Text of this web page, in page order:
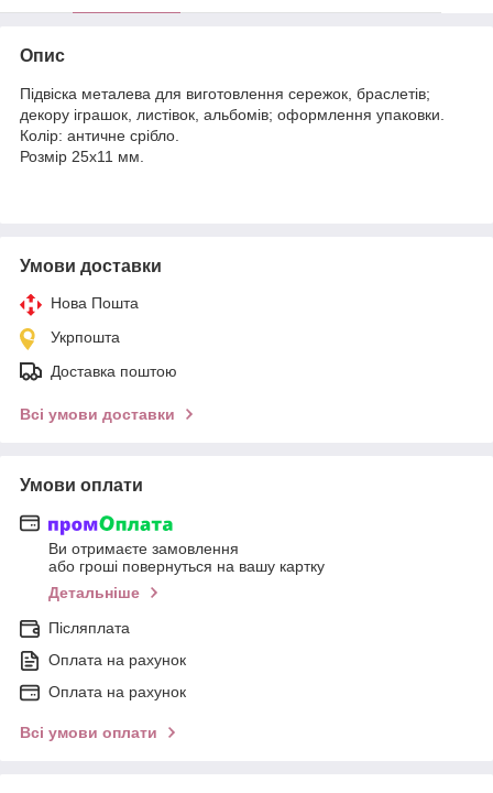
Опис
Підвіска металева для виготовлення сережок, браслетів;
декору іграшок, листівок, альбомів; оформлення упаковки.
Колір: античне срібло.
Розмір 25х11 мм.
Умови доставки
Нова Пошта
Укрпошта
Доставка поштою
Всі умови доставки
Умови оплати
Ви отримаєте замовлення
або гроші повернуться на вашу картку
Детальніше
Післяплата
Оплата на рахунок
Оплата на рахунок
Всі умови оплати